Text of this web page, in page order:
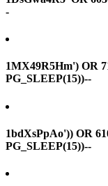
-
1MX49R5Hm') OR
PG_SLEEP(15))--
1bdXsPpAo')) OR
PG_SLEEP(15))--